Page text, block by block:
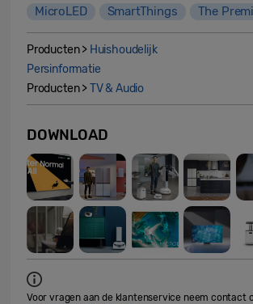
MicroLED
SmartThings The
Producten > Huishoudelijk
Persinformatie
Producten >TV & Audio
DOWNLOAD
Voor vragen aan de klantenservice neem contact